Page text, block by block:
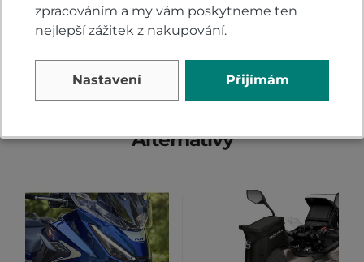
PŘIDAT VLASTNÍ HODNOCENÍ
Alternativy
zpracováním a my vám poskytneme ten
nejlepší zážitek z nakupování.
Nastavení Přijímám